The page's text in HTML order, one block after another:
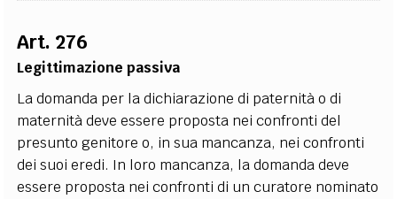
Art. 276
Legittimazione passiva
La domanda per la dichiarazione di paternità o di
maternità deve essere proposta nei confronti del
presunto genitore o, in sua mancanza, nei confronti
dei suoi eredi. In loro mancanza, la domanda deve
essere proposta nei confronti di un curatore nominato